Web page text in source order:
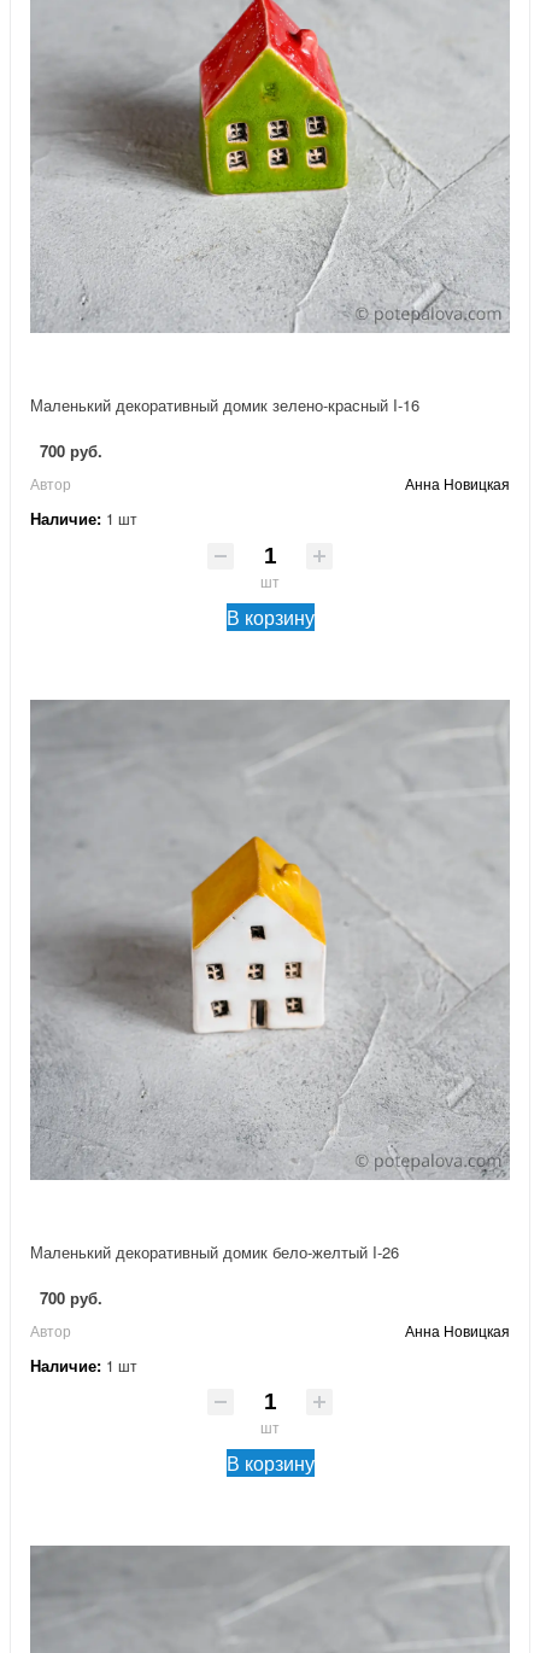
Маленький декоративный домик зелено-красный I-16
700 руб.
Автор Анна Новицкая
Наличие: 1 шт
шт
В корзину
Маленький декоративный домик бело-желтый I-26
700 руб.
Автор Анна Новицкая
Наличие: 1 шт
шт
В корзину